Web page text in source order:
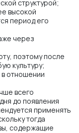
структурой;
высокой
период его
через
поэтому после
культуру;
отношении
всего
до появления
применять
тогда
содержащие